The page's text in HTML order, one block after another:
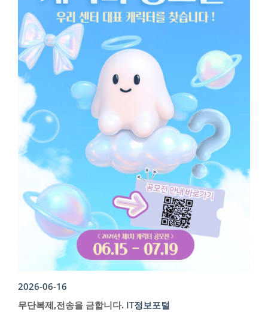
2026-06-16
무단복제,전송을 금합니다. IT정보포털